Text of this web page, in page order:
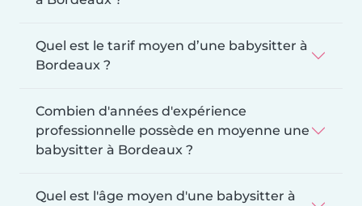
Quel est le tarif moyen d’une babysitter à
Bordeaux ?
Combien d'années d'expérience
professionnelle possède en moyenne une
babysitter à Bordeaux ?
Quel est l'âge moyen d'une babysitter à